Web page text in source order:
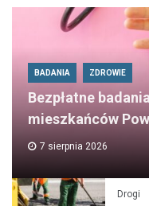
BADANIA ZDROWIE
Bezpłatne
mieszkańców
7 sierpnia 2026
Drogi